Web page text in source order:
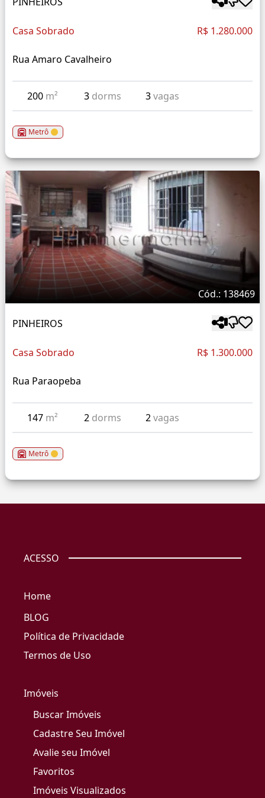
Casa Sobrado R$ 1.280.000
Rua Amaro Cavalheiro
200 m² 3 dorms 3vagas
Metrô
Cód.: 138469
PINHEIROS
Casa Sobrado R$ 1.300.000
Rua Paraopeba
147 m² 2 dorms 2vagas
Metrô
ACESSO
Home
BLOG
Política de Privacidade
Termos de Uso
Imóveis
Buscar Imóveis
Cadastre Seu Imóvel
Avalie seu Imóvel
Favoritos
Imóveis Visualizados